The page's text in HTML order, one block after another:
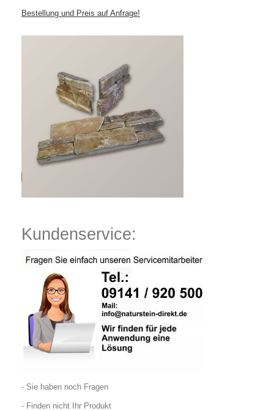
Bestellung und Preis auf Anfrage!
Kundenservice:
- Sie haben noch Fragen
- Finden nicht Ihr Produkt